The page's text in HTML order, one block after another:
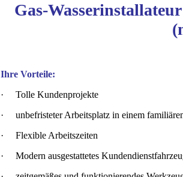
Gas-
Ihre Vorteile:
· Tolle Kundenprojekte
· unbefristeter Arbeitsplatz in einem
· Flexible Arbeitszeiten
· Modern ausgestattetes